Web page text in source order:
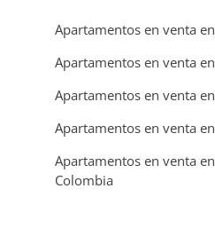
Apartamentos en venta
Apartamentos en venta
Apartamentos en venta
Apartamentos en venta
Apartamentos en venta
Colombia